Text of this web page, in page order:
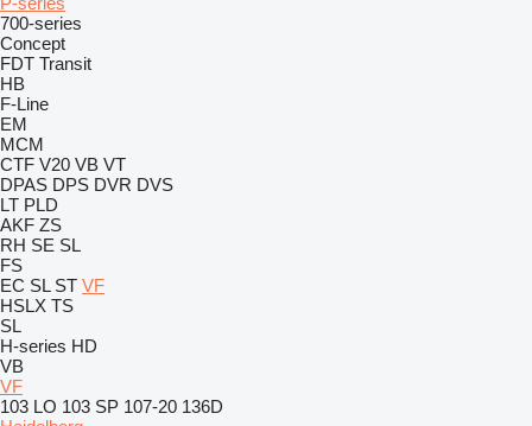
700-series
Concept
FDT Transit
HB
F-Line
EM
MCM
CTF V20 VB VT
DPAS DPS DVR DVS
LT PLD
AKF ZS
RH SE SL
FS
EC SL ST VF
HSLX TS
SL
H-series HD
VB
VF
103 LO 103 SP 107-20 136D